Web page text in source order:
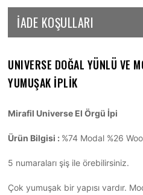
İADE KOŞULLARI
UNIVERSE DOĞAL YÜNLÜ VE
YUMUŞAK İPLİK
Mirafil Universe El Örgü İpi
Ürün Bilgisi : %74 Modal %26
5 numaraları şiş ile örebilirsiniz.
Çok yumuşak bir yapısı vardır.